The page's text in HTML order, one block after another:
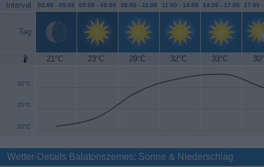
Interval 02:00 - 05:00 05:00 - 08:00 08:00 - 11:00 11:00 - 14:00 14:00 - 17:00 17:00
Tag
21°C 23°C 29°C 32°C 33°C
20°C
25°C
30°C
35°C
Wetter-Details Balatonszemes: Sonne & Niederschlag